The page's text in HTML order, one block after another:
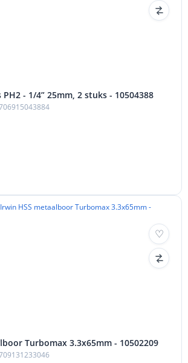
- 1/4” 25mm, 2 stuks - 10504388
Turbomax 3.3x65mm - 10502209